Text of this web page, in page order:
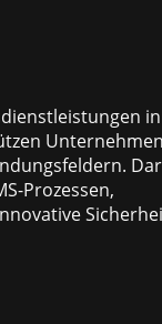
Prozessen,